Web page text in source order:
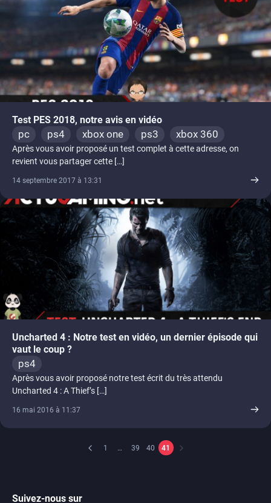
Test PES 2018, notre avis en vidéo
pc ps4 xbox one ps3 xbox 360
Après vous avoir proposé un test complet à cette adresse, on
revient vous partager cette […]
14 septembre 2017 à 13:31
Uncharted 4 : Notre test en vidéo, un dernier épisode qui
vaut le coup ?
ps4
Après vous avoir proposé notre test écrit du très attendu
Uncharted 4 : A Thief’s […]
16 mai 2016 à 11:37
1 … 39 40 41
Suivez-nous sur